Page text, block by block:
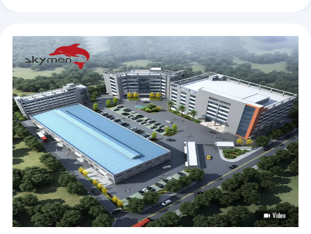
120L SU のバスケット、28khz 40khz が付いている小さい Skymen の超音波清浄機械
超音波盲目のクリーニング機械